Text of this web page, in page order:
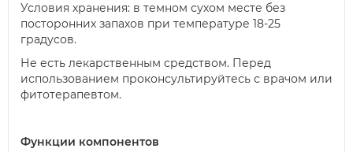
Условия хранения: в темном сухом месте без
посторонних запахов при температуре 18-25
градусов.
Не есть лекарственным средством. Перед
использованием проконсультируйтесь с врачом или
фитотерапевтом.
Функции компонентов